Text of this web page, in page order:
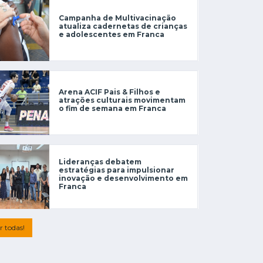
Campanha de Multivacinação
atualiza cadernetas de crianças
e adolescentes em Franca
Arena ACIF Pais & Filhos e
atrações culturais movimentam
o fim de semana em Franca
Lideranças debatem
estratégias para impulsionar
inovação e desenvolvimento em
Franca
todas!